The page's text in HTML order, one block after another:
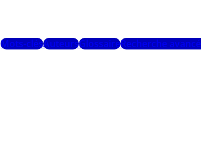
Mots-clésAuteursGlossaireRecherche